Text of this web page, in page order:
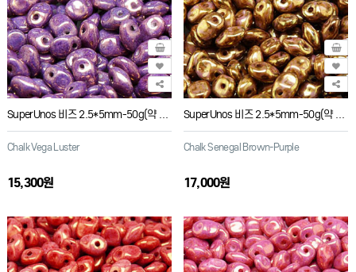
SuperUnos 비즈 2.5*5mm-50g(약 650개)
Chalk Vega Luster
15,300원
SuperUnos 비즈 2.5*5mm-50g(약 650개)
Chalk Senegal Brown-Purple
17,000원